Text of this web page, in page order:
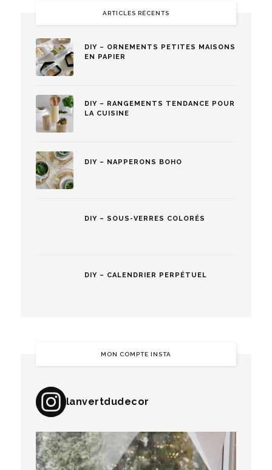
ARTICLES RÉCENTS
DIY – ORNEMENTS PETITES MAISONS
EN PAPIER
DIY – RANGEMENTS TENDANCE POUR
LA CUISINE
DIY – NAPPERONS BOHO
DIY – SOUS-VERRES COLORÉS
DIY – CALENDRIER PERPÉTUEL
MON COMPTE INSTA
lanvertdudecor